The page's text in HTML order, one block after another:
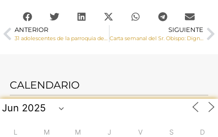
ANTERIOR
31 adolescentes de la parroquia de San Román reciben el sacramento de la Confirmación
SIGUIENTE
Carta semanal del Sr. Obispo: Dignidad humana y orden social
CALENDARIO
L M M J V S D